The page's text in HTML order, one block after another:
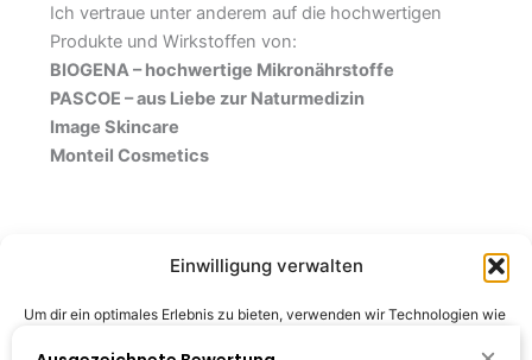
Einwilligung verwalten
Um dir ein optimales Erlebnis zu bieten, verwenden wir Technologien wie
Ich vertraue unter anderem auf die hochwertigen
Produkte und Wirkstoffen von:
BIOGENA – hochwertige Mikronährstoffe
PASCOE – aus Liebe zur Naturmedizin
Image Skincare
Monteil Cosmetics